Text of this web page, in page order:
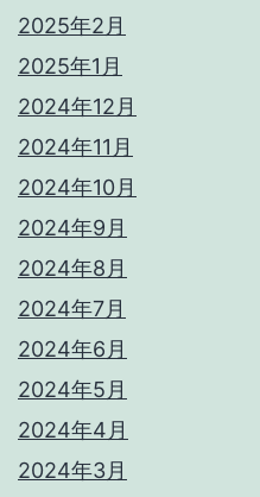
2025年2月
2025年1月
2024年12月
2024年11月
2024年10月
2024年9月
2024年8月
2024年7月
2024年6月
2024年5月
2024年4月
2024年3月